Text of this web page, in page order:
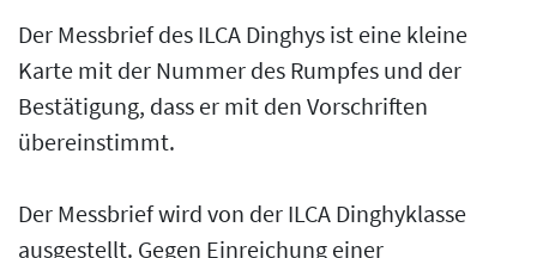
Der Messbrief des ILCA Dinghys ist eine kleine
Karte mit der Nummer des Rumpfes und der
Bestätigung, dass er mit den Vorschriften
übereinstimmt.
Der Messbrief wird von der ILCA Dinghyklasse
ausgestellt. Gegen Einreichung einer